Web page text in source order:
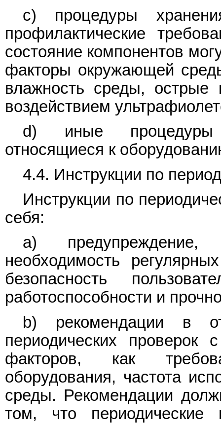
c) процедуры
профилактические
состояние компонентов
факторы окружающей
влажность среды, острые
воздействием
d) иные процедуры
относящиеся к
4.4. Инструкции по
Инструкции по
себя:
a) предупреждение,
необходимость
безопасность
работоспособности и
b) рекомендации в
периодических
факторов, как
оборудования, частота
среды. Рекомендации
том, что периодические